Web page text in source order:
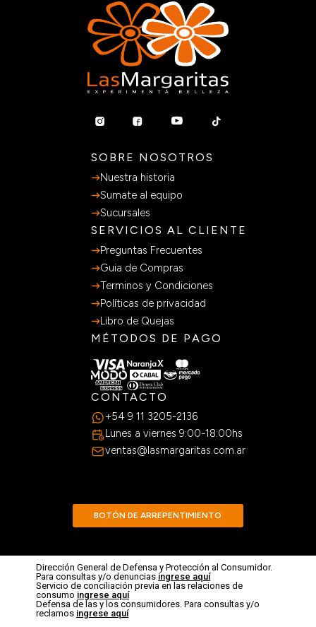
SOBRE NOSOTROS
Nuestra historia
Sumate al equipo
Sucursales
SERVICIOS AL CLIENTE
Preguntas Frecuentes
Guia de Compras
Terminos y Condiciones
Políticas de privacidad
Libro de Quejas
MÉTODOS DE PAGO
CONTACTO
+54 9 11 3205-2136
Lunes a viernes 9:00-18:00hs
ventas@lasmargaritas.com.ar
BOTÓN DE ARREPENTIMIENTO
Dirección General de Defensa y Protección al Consumidor.
Para consultas y/o denuncias ingrese aquí
Servicio de conciliación previa en las relaciones de
consumo ingrese aquí
Defensa de las y los consumidores. Para consultas y/o
reclamos ingrese aquí